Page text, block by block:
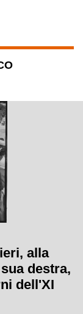
alla
destra,
dell'XI